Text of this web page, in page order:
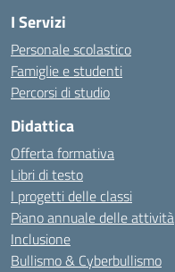
I Servizi
Personale scolastico
Famiglie e studenti
Percorsi di studio
Didattica
Offerta formativa
Libri di testo
I progetti delle classi
Piano annuale delle attività
Inclusione
Bullismo & Cyberbullismo